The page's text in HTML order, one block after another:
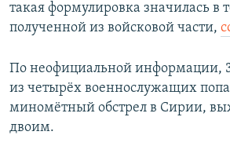
такая формулировка значилась в
полученной из войсковой части,
По неофициальной информации, 3
из четырёх военнослужащих
миномётный обстрел в Сирии,
двоим.